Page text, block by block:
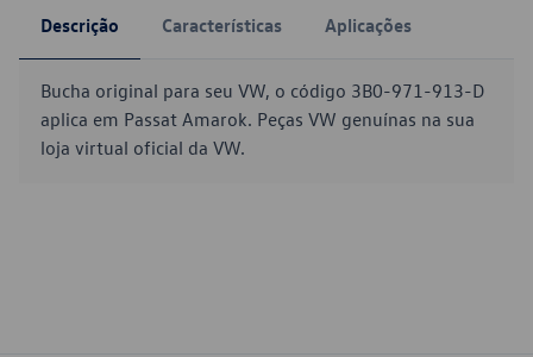
Descrição Características Aplicações
Bucha original para seu VW, o código 3B0-971-913-D
aplica em Passat Amarok. Peças VW genuínas na sua
loja virtual oficial da VW.